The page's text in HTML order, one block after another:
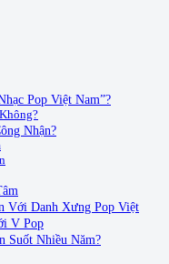
Pop Việt Nam”?
Nhận?
Với Danh Xưng Pop Việt
V Pop
Suốt Nhiều Năm?